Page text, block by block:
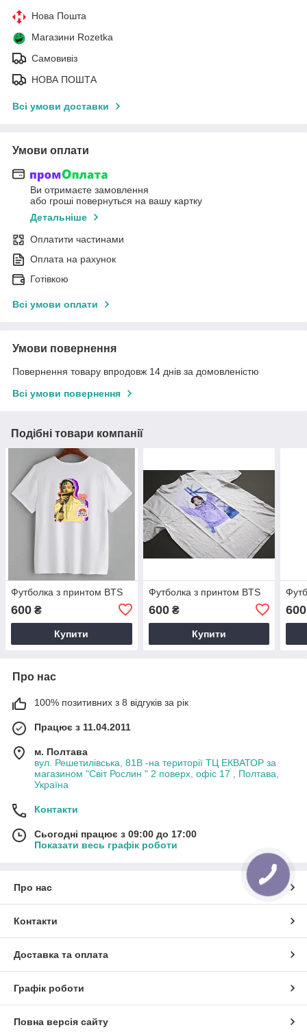
Нова Пошта
Магазини Rozetka
Самовивіз
НОВА ПОШТА
Всі умови доставки
Умови оплати
Ви отримаєте замовлення
або гроші повернуться на вашу картку
Детальніше
Оплатити частинами
Оплата на рахунок
Готівкою
Всі умови оплати
Умови повернення
Повернення товару впродовж 14 днів за домовленістю
Всі умови повернення
Подібні товари компанії
Футболка з принтом BTS
600 ₴
Купити
Футболка з принтом BTS
600₴
Купити
600
Про нас
100% позитивних з 8 відгуків за рік
Працює з 11.04.2011
м. Полтава
вул. Решетилівська, 81В -на території ТЦ ЕКВАТОР за
магазином "Світ Рослин " 2 поверх, офіс 17 , Полтава,
Україна
Контакти
Сьогодні працює з 09:00 до 17:00
Показати весь графік роботи
Про нас
Контакти
Доставка та оплата
Графік роботи
Повна версія сайту